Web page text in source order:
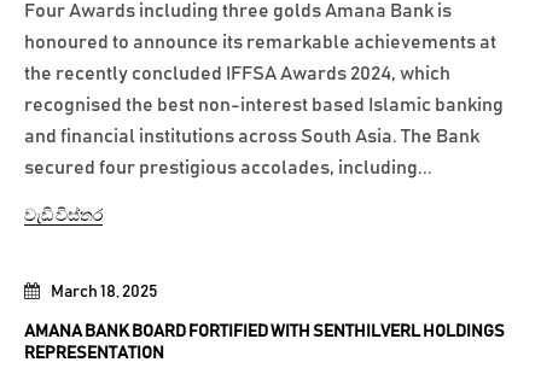
March 18, 2025
AMANA BANK BOARD FORTIFIED WITH SENTHILVERL HOLDINGS
REPRESENTATION
Four Awards including three golds Amana Bank is
honoured to announce its remarkable achievements at
the recently concluded IFFSA Awards 2024, which
recognised the best non-interest based Islamic banking
and financial institutions across South Asia. The Bank
secured four prestigious accolades, including...
වැඩි විස්තර